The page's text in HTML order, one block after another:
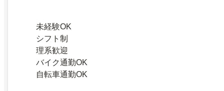
未経験OK
シフト制
理系歓迎
バイク通勤OK
自転車通勤OK